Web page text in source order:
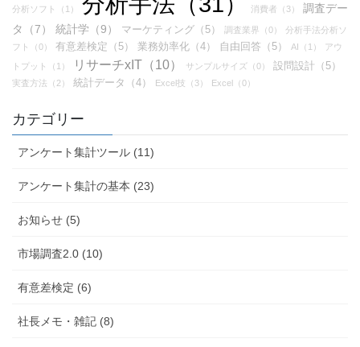
分析ソフト（1） 消費者（3）
調査デー
タ（7）
統計学（9） マーケティング（5） 調査業界（0）
分析手法分析ソ
フト（0）
有意差検定（5） 業務効率化（4） 自由回答（5） AI（1）
アウ
トプット（1）
リサーチxIT（10） サンプルサイズ（0） 設問設計（5）
実査方法（2） 統計データ（4） Excel技（3） Excel（0）
カテゴリー
アンケート集計ツール (11)
アンケート集計の基本 (23)
お知らせ (5)
市場調査2.0 (10)
有意差検定 (6)
社長メモ・雑記 (8)